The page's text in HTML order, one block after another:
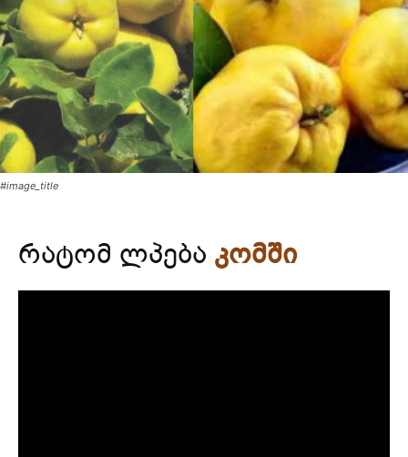
#image_title
რატომ ლპება კომში